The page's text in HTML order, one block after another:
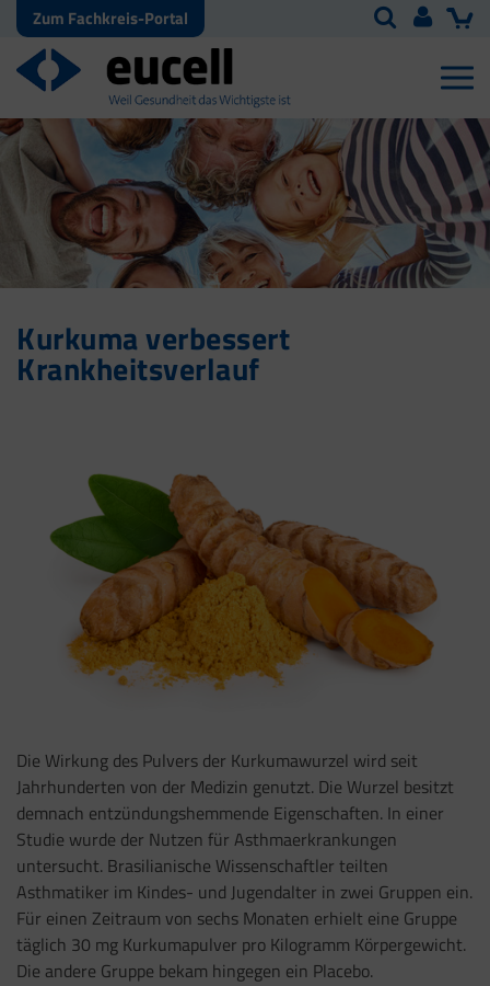
Zum Fachkreis-Portal
Kurkuma verbessert
Krankheitsverlauf
Die Wirkung des Pulvers der Kurkumawurzel wird seit
Jahrhunderten von der Medizin genutzt. Die Wurzel besitzt
demnach entzündungshemmende Eigenschaften. In einer
Studie wurde der Nutzen für Asthmaerkrankungen
untersucht. Brasilianische Wissenschaftler teilten
Asthmatiker im Kindes- und Jugendalter in zwei Gruppen ein.
Für einen Zeitraum von sechs Monaten erhielt eine Gruppe
täglich 30 mg Kurkumapulver pro Kilogramm Körpergewicht.
Die andere Gruppe bekam hingegen ein Placebo.